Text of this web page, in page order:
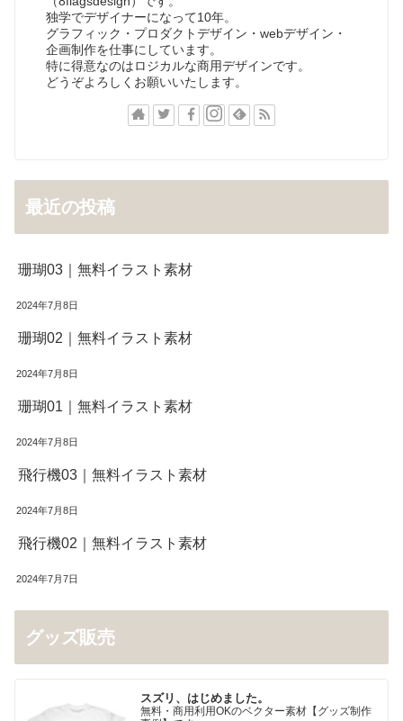
独学でデザイナーになって10年。
グラフィック・プロダクトデザイン・webデザイン・
企画制作を仕事にしています。
特に得意なのはロジカルな商用デザインです。
どうぞよろしくお願いいたします。
最近の投稿
珊瑚03｜無料イラスト素材
2024年7月8日
珊瑚02｜無料イラスト素材
2024年7月8日
珊瑚01｜無料イラスト素材
2024年7月8日
飛行機03｜無料イラスト素材
2024年7月8日
飛行機02｜無料イラスト素材
2024年7月7日
グッズ販売
スズリ、はじめました。
無料・商用利用OKのベクター素材【グッズ制作